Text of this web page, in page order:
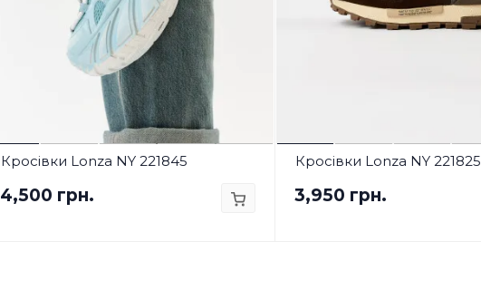
Кросівки Lonza NY 221845
4,500 грн.
Кросівки Lonza NY 221825
3,950 грн.